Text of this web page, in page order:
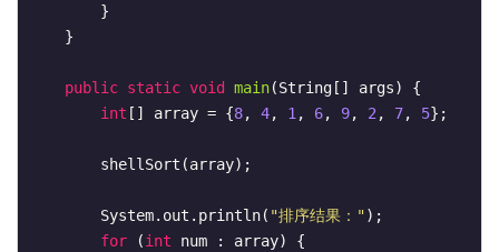
        }
    }
public static void main(String[] args)
{
int [] array = {8, 4, 1 , 6, 9, 2 , 7, 5};
        shellSort(array);
        System.out.println(
"排序结果：");
for (int num : array) {